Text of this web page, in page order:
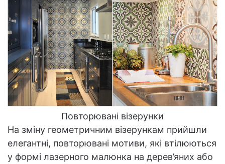
Повторювані візерунки
На зміну геометричним візерункам прийшли
елегантні, повторювані мотиви, які втілюються
у формі лазерного малюнка на дерев’яних або